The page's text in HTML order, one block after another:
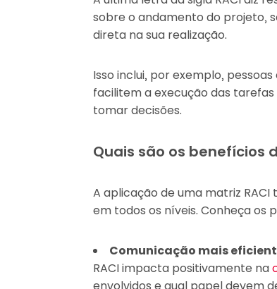
sobre o andamento do projeto,
direta na sua realização.
Isso inclui, por exemplo,
facilitem a execução das
tomar decisões.
Quais são os benefícios
A aplicação de uma matriz
em todos os níveis. Conheça os
Comunicação mais
RACI impacta positivamente na